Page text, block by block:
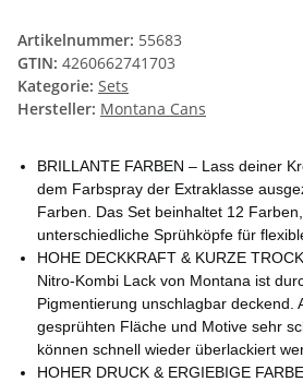
Artikelnummer: 55683
GTIN: 4260662741703
Kategorie: Sets
Hersteller: Montana Cans
BRILLANTE FARBEN – Lass deiner
dem Farbspray der Extraklasse
Farben. Das Set beinhaltet 12
unterschiedliche Sprühköpfe für
HOHE DECKKRAFT & KURZE
Nitro-Kombi Lack von Montana ist
Pigmentierung unschlagbar deckend.
gesprühten Fläche und Motive sehr
können schnell wieder überlackiert
HOHER DRUCK & ERGIEBIGE